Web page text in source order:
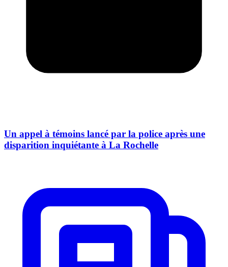
Un appel à témoins lancé par la police après une
disparition inquiétante à La Rochelle